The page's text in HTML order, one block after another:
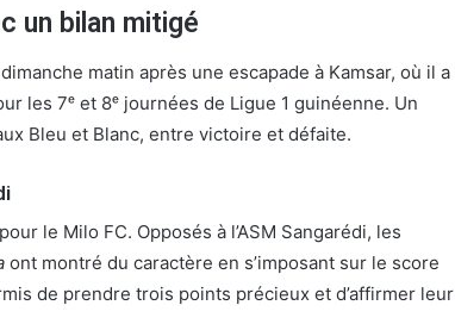
un bilan mitigé
matin après une escapade à Kamsar, où il a
les 7ᵉ et 8ᵉ journées de Ligue 1 guinéenne. Un
Bleu et Blanc, entre victoire et défaite.
le Milo FC. Opposés à l’ASM Sangarédi, les
ont montré du caractère en s’imposant sur le score
de prendre trois points précieux et d’affirmer leur